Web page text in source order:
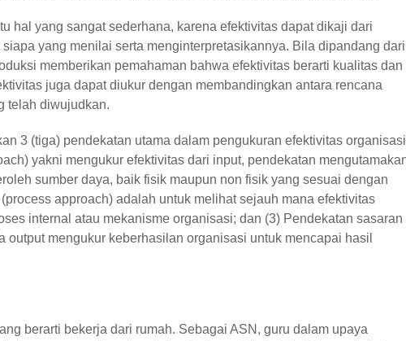
hal yang sangat sederhana, karena efektivitas dapat dikaji dari
yang menilai serta menginterpretasikannya. Bila dipandang dari
memberikan pemahaman bahwa efektivitas berarti kualitas dan
juga dapat diukur dengan membandingkan antara rencana
telah diwujudkan.
3 (tiga) pendekatan utama dalam pengukuran efektivitas
yakni mengukur efektivitas dari input, pendekatan
sumber daya, baik fisik maupun non fisik yang sesuai dengan
approach) adalah untuk melihat sejauh mana efektivitas
internal atau mekanisme organisasi; dan (3) Pendekatan sasaran
output mengukur keberhasilan organisasi untuk mencapai hasil
berarti bekerja dari rumah. Sebagai ASN, guru dalam upaya